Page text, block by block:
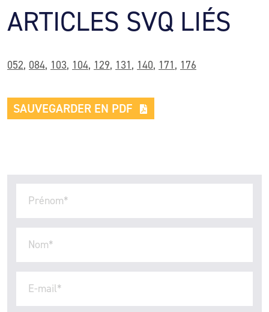
ARTICLES SVQ LIÉS
052, 084, 103, 104, 129, 131, 140, 171, 176
SAUVEGARDER EN PDF
Prénom*
E-mail*
Nom*